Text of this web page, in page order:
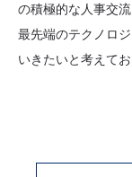
の積極的な人事交
最先端のテクノロ
いきたいと考えて